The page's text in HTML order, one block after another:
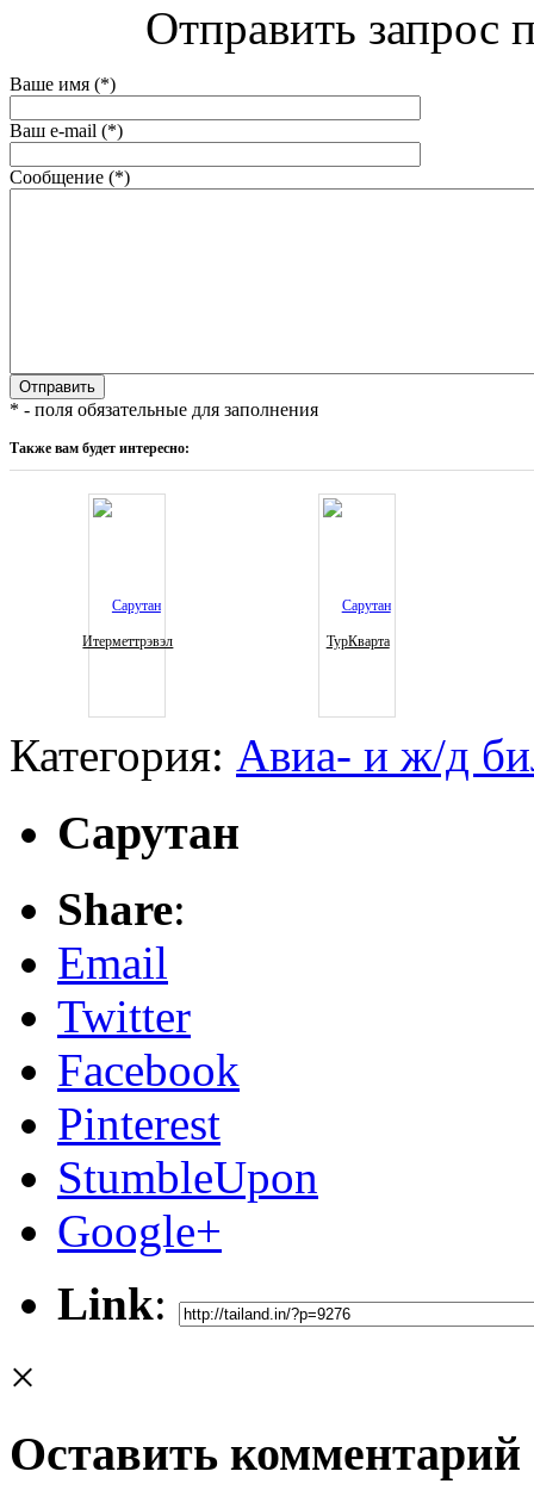
Отправить запрос
Ваше имя (*)
Ваш e-mail (*)
Сообщение (*)
* - поля обязательные для заполнения
Также вам будет интересно:
Итерметтрэвэл ТурКварта
Категория: Авиа- и ж/д
Сарутан
Share:
Email
Twitter
Facebook
Pinterest
StumbleUpon
Google+
Link:
×
Оставить комментарий